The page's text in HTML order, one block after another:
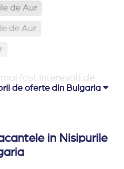
de Aur
de Aur
fost interesati de
(62)
de oferte din Bulgaria
in Nisipurile